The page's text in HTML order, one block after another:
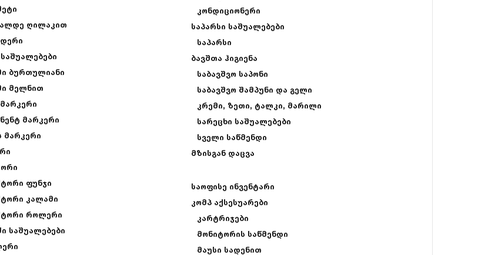
ღილაკით
ბურთულიანი
მელნით
მარკერი
მარკერი
ფუნჯი
კალამი
როლერი
საშუალებები
კონდიციონერი
საპარსი საშუალებები
საპარსი
ბავშთა ჰიგიენა
საბავშვო საპონი
საბავშვო შამპუნი და გელი
კრემი, ზეთი, ტალკი, მარილი
სარეცხი საშუალებები
სველი საწმენდი
მზისგან დაცვა
საოფისე ინვენტარი
კომპ აქსესუარები
კარტრიჯები
მონიტორის საწმენდი
მაუსი სადენით